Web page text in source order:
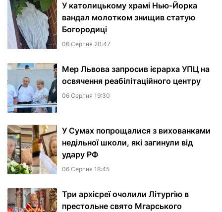
У католицькому храмі Нью-Йорка
вандал молотком знищив статую
Богородиці
06 Серпня 20:47
Мер Львова запросив ієрарха УПЦ на
освячення реабілітаційного центру
06 Серпня 19:30
У Сумах попрощалися з вихованками
недільної школи, які загинули від
удару РФ
06 Серпня 18:45
Три архієреї очолили Літургію в
престольне свято Мгарського